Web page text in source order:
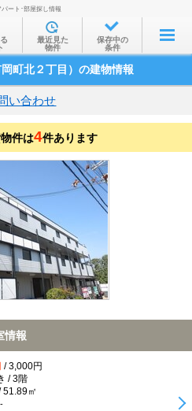
屋を探す
沿線・駅から
家賃相場から
通勤通学時間から
物件特集から
不動産会社から
TOP
ート･部屋探し情報
最近見た
物件
保存中の
条件
町北２丁目）の建物情報
い合わせ
件は4件あります
情報
/ 3,000円
/ 3階
51.89㎡